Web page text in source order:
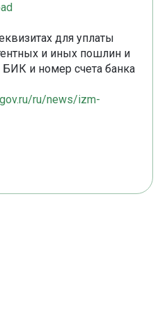
для уплаты
и иных пошлин и
БИК и номер счета банка
ru/news/izm-